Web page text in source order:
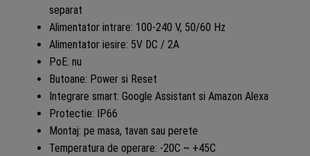
separat
Alimentator intrare: 100-240 V, 50/60 Hz
Alimentator iesire: 5V DC / 2A
PoE: nu
Butoane: Power si Reset
Integrare smart: Google Assistant si Amazon Alexa
Protectie: IP66
Montaj: pe masa, tavan sau perete
Temperatura de operare: -20C ~ +45C